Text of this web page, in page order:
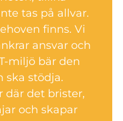
tas på allvar.
finns. Vi
ansvar och
miljö bär den
ska stödja.
där det brister,
och skapar